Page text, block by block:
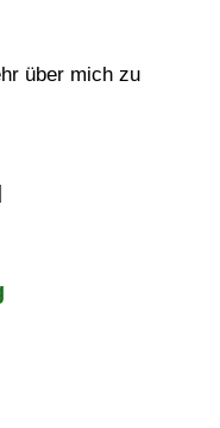
über mich zu